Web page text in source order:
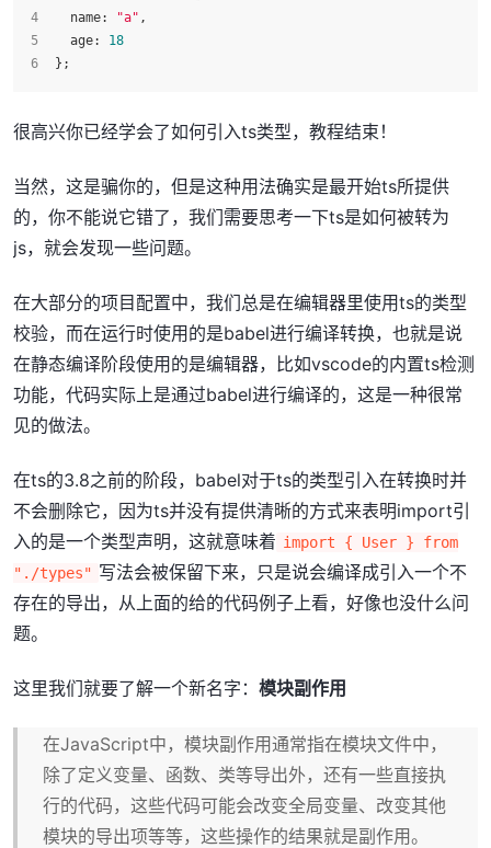
name: "a" ,
age: 18
};
很高兴你已经学会了如何引入ts类型，教程结束！
当然，这是骗你的，但是这种用法确实是最开始ts所提供
的，你不能说它错了，我们需要思考一下ts是如何被转为
js，就会发现一些问题。
在大部分的项目配置中，我们总是在编辑器里使用ts的类型
校验，而在运行时使用的是babel进行编译转换，也就是说
在静态编译阶段使用的是编辑器，比如vscode的内置ts检测
功能，代码实际上是通过babel进行编译的，这是一种很常
见的做法。
在ts的3.8之前的阶段，babel对于ts的类型引入在转换时并
不会删除它，因为ts并没有提供清晰的方式来表明import引
入的是一个类型声明，这就意味着 import { User } from
"./types" 写法会被保留下来，只是说会编译成引入一个不
存在的导出，从上面的给的代码例子上看，好像也没什么问
题。
这里我们就要了解一个新名字： 模块副作用
在JavaScript中，模块副作用通常指在模块文件中，
除了定义变量、函数、类等导出外，还有一些直接执
行的代码，这些代码可能会改变全局变量、改变其他
模块的导出项等等，这些操作的结果就是副作用。